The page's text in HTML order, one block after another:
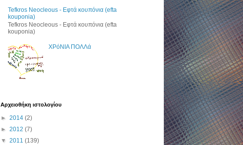
Tefkros Neocleous - Εφτά κουπόνια (efta
kouponia)
Tefkros Neocleous - Εφτά κουπόνια (efta
kouponia)
ΧΡόΝΙΑ ΠΟΛΛά
Αρχειοθήκη ιστολογίου
► 2014 (2)
► 2012 (7)
▼ 2011 (139)